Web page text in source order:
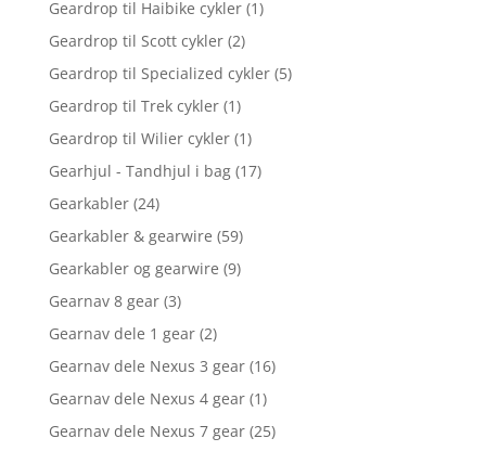
Geardrop til Haibike cykler (1)
Geardrop til Scott cykler (2)
Geardrop til Specialized cykler (5)
Geardrop til Trek cykler (1)
Geardrop til Wilier cykler (1)
Gearhjul - Tandhjul i bag (17)
Gearkabler (24)
Gearkabler & gearwire (59)
Gearkabler og gearwire (9)
Gearnav 8 gear (3)
Gearnav dele 1 gear (2)
Gearnav dele Nexus 3 gear (16)
Gearnav dele Nexus 4 gear (1)
Gearnav dele Nexus 7 gear (25)